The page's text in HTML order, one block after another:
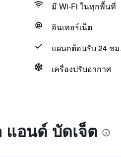
มี Wi-Fi ในทุกพื้นที่
อินเทอร์เน็ต
แผนกต้อนรับ 24 ชม.
เครื่องปรับอากาศ
แอนด์ บัดเจ็ต